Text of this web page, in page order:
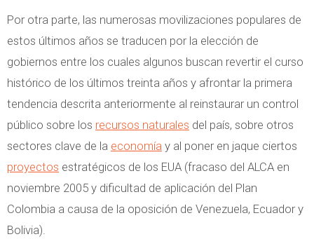
Por otra parte, las numerosas movilizaciones populares de
estos últimos años se traducen por la elección de
gobiernos entre los cuales algunos buscan revertir el curso
histórico de los últimos treinta años y afrontar la primera
tendencia descrita anteriormente al reinstaurar un control
público sobre los recursos naturales del país, sobre otros
sectores clave de la economía y al poner en jaque ciertos
proyectos estratégicos de los EUA (fracaso del ALCA en
noviembre 2005 y dificultad de aplicación del Plan
Colombia a causa de la oposición de Venezuela, Ecuador y
Bolivia).